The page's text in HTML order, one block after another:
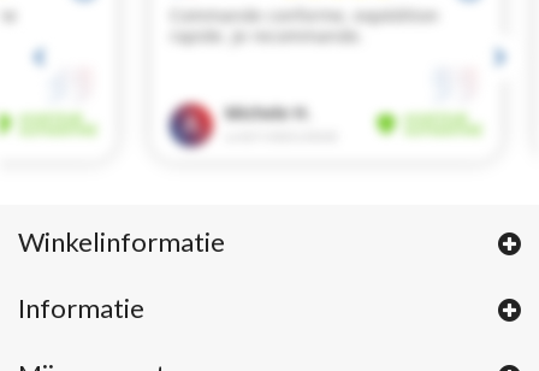
Winkelinformatie
Informatie